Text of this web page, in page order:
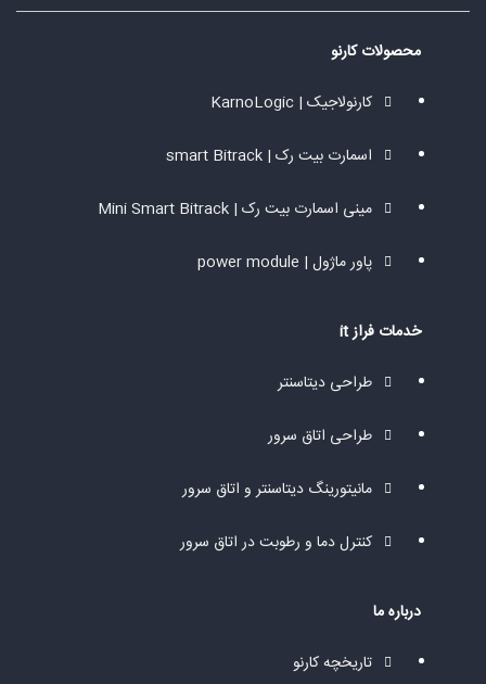
محصولات کارنو
کارنولاجیک | KarnoLogic
اسمارت بیت رک | smart Bitrack
مینی اسمارت بیت رک | Mini Smart Bitrack
پاور ماژول | power module
خدمات فراز it
طراحی دیتاسنتر
طراحی اتاق سرور
مانیتورینگ دیتاسنتر و اتاق سرور
کنترل دما و رطوبت در اتاق سرور
درباره ما
تاریخچه کارنو